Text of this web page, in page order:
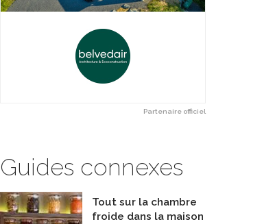
Partenaire officiel
Guides connexes
Tout sur la chambre
froide dans la maison